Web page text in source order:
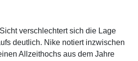
verschlechtert sich die Lage
deutlich. Nike notiert inzwischen
Allzeithochs aus dem Jahre